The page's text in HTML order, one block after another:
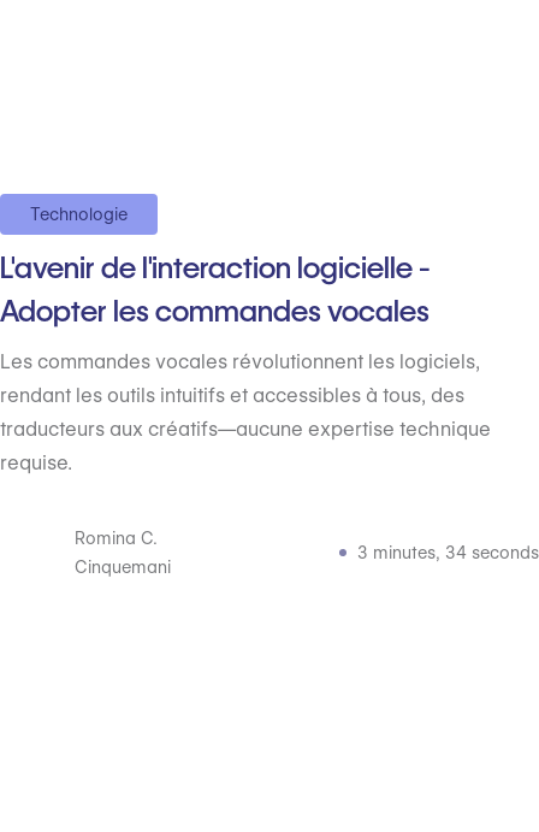
Technologie
L'avenir de l'interaction logicielle -
Adopter les commandes vocales
Les commandes vocales révolutionnent les logiciels,
rendant les outils intuitifs et accessibles à tous, des
traducteurs aux créatifs—aucune expertise technique
requise.
Romina C.
Cinquemani
3 minutes, 34 seconds